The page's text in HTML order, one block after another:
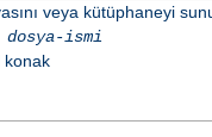
veya kütüphaneyi
dosya-ismi
konak